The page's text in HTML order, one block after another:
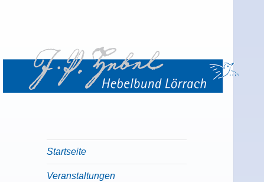
Startseite
Veranstaltungen